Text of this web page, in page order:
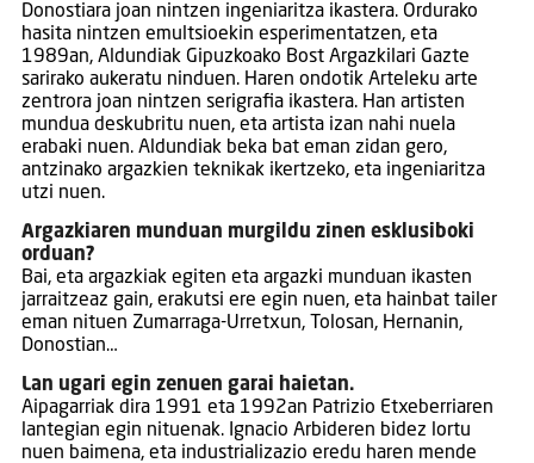
Donostiara joan nintzen ingeniaritza ikastera. Ordurako
hasita nintzen emultsioekin esperimentatzen, eta
1989an, Aldundiak Gipuzkoako Bost Argazkilari Gazte
sarirako aukeratu ninduen. Haren ondotik Arteleku arte
zentrora joan nintzen serigrafia ikastera. Han artisten
mundua deskubritu nuen, eta artista izan nahi nuela
erabaki nuen. Aldundiak beka bat eman zidan gero,
antzinako argazkien teknikak ikertzeko, eta ingeniaritza
utzi nuen.
Argazkiaren munduan murgildu zinen esklusiboki
orduan?
Bai, eta argazkiak egiten eta argazki munduan ikasten
jarraitzeaz gain, erakutsi ere egin nuen, eta hainbat tailer
eman nituen Zumarraga-Urretxun, Tolosan, Hernanin,
Donostian…
Lan ugari egin zenuen garai haietan.
Aipagarriak dira 1991 eta 1992an Patrizio Etxeberriaren
lantegian egin nituenak. Ignacio Arbideren bidez lortu
nuen baimena, eta industrializazio eredu haren mende